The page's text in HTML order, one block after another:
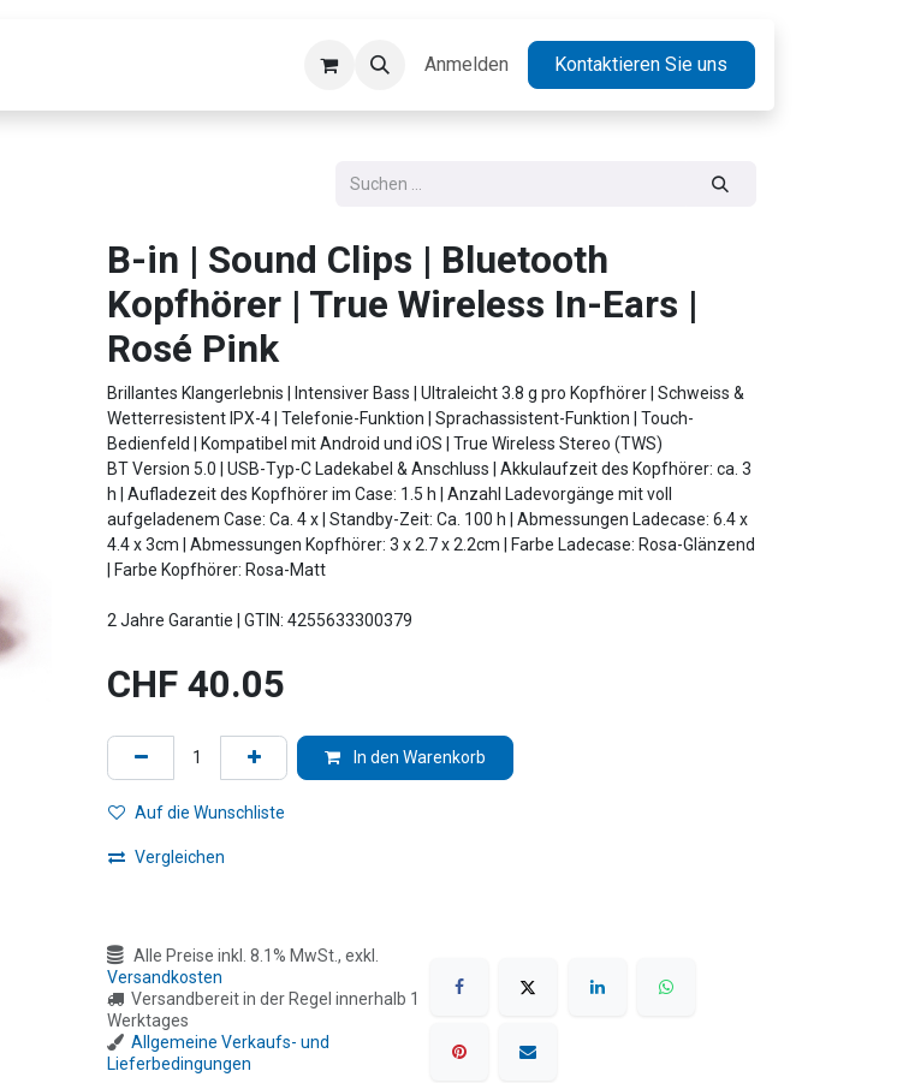
Kontakt Jobs
Anmelden Kontaktieren Sie uns
B-in | Sound Clips | Bluetooth
Kopfhörer | True Wireless In-Ears |
Rosé Pink
Brillantes Klangerlebnis | Intensiver Bass | Ultraleicht 3.8 g pro Kopfhörer | Schweiss &
Wetterresistent IPX-4 | Telefonie-Funktion | Sprachassistent-Funktion | Touch-
Bedienfeld | Kompatibel mit Android und iOS | True Wireless Stereo (TWS)
BT Version 5.0 | USB-Typ-C Ladekabel & Anschluss | Akkulaufzeit des Kopfhörer: ca. 3
h | Aufladezeit des Kopfhörer im Case: 1.5 h | Anzahl Ladevorgänge mit voll
aufgeladenem Case: Ca. 4 x | Standby-Zeit: Ca. 100 h | Abmessungen Ladecase: 6.4 x
4.4 x 3cm | Abmessungen Kopfhörer: 3 x 2.7 x 2.2cm | Farbe Ladecase: Rosa-Glänzend
| Farbe Kopfhörer: Rosa-Matt
2 Jahre Garantie | GTIN: 4255633300379
CHF 40.05
In den Warenkorb
Auf die Wunschliste
Vergleichen
Alle Preise inkl. 8.1% MwSt., exkl.
Versandkosten
Versandbereit in der Regel innerhalb 1
Werktages
Allgemeine Verkaufs- und
Lieferbedingungen